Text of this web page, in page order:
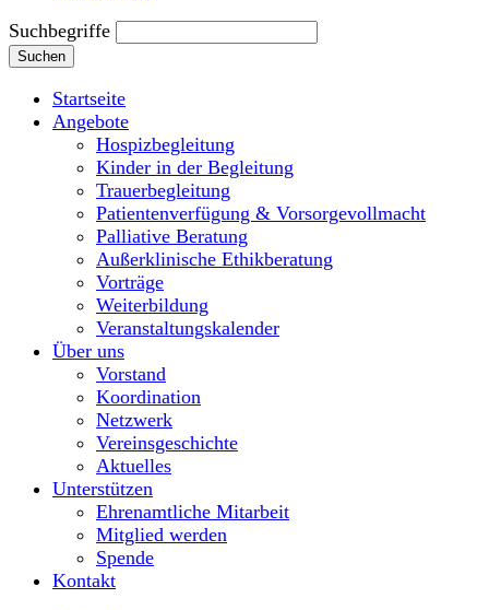
Suchbegriffe
Suchen
Startseite
Angebote
Hospizbegleitung
Kinder in der Begleitung
Trauerbegleitung
Patientenverfügung & Vorsorgevollmacht
Palliative Beratung
Außerklinische Ethikberatung
Vorträge
Weiterbildung
Veranstaltungskalender
Über uns
Vorstand
Koordination
Netzwerk
Vereinsgeschichte
Aktuelles
Unterstützen
Ehrenamtliche Mitarbeit
Mitglied werden
Spende
Kontakt